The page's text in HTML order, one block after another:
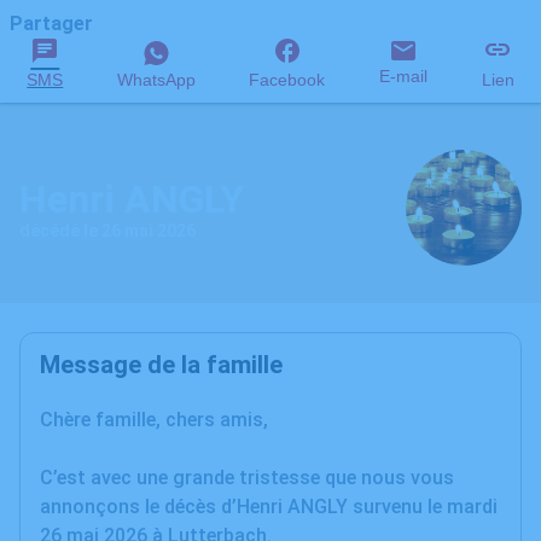
Partager
SMS WhatsApp Facebook E-mail Lien
Message de la famille
Chère famille, chers amis,
C’est avec une grande tristesse que nous vous
annonçons le décès d’Henri ANGLY survenu le mardi
26 mai 2026 à Lutterbach.